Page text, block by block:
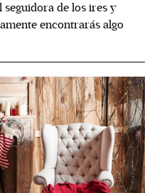
seguidora de los ires y
encontrarás algo